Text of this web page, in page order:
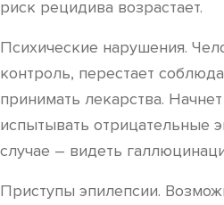
риск рецидива возрастает.
Психические нарушения.
контроль, перестает
принимать лекарства.
испытывать отрицательные
случае – видеть
Приступы эпилепсии.